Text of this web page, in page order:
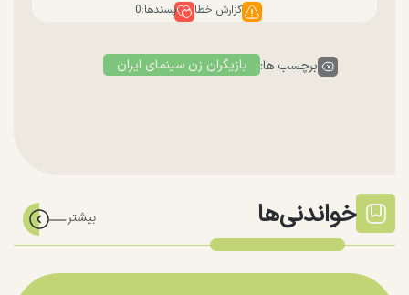
گزارش خطا پسندها:0
برچسب ها: بازیگران زن سینمای ایران
خواندنی‌ها